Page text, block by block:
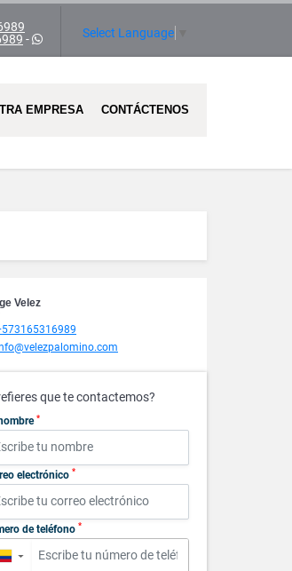
- Select Language
EMPRESA CONTÁCTENOS
Velez
que te contactemos?
*
electrónico *
de teléfono *
▼